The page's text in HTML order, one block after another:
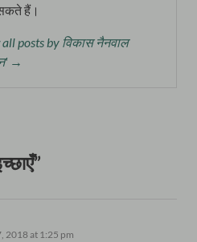
हैं।
posts by विकास नैनवाल
→
2018 at 1:25 pm